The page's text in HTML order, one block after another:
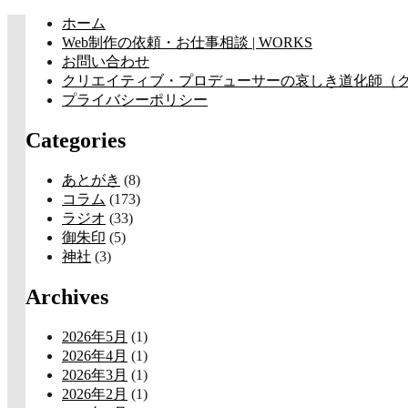
ス
ホーム
Web制作の依頼・お仕事相談 | WORKS
お問い合わせ
クリエイティブ・プロデューサーの哀しき道化師（
プライバシーポリシー
Categories
あとがき (8)
コラム (173)
ラジオ (33)
御朱印 (5)
神社 (3)
Archives
2026年5月 (1)
2026年4月 (1)
2026年3月 (1)
2026年2月 (1)